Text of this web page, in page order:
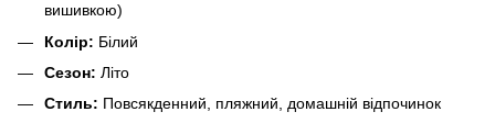
вишивкою)
Колір: Білий
Сезон: Літо
Стиль: Повсякденний, пляжний, домашній відпочинок